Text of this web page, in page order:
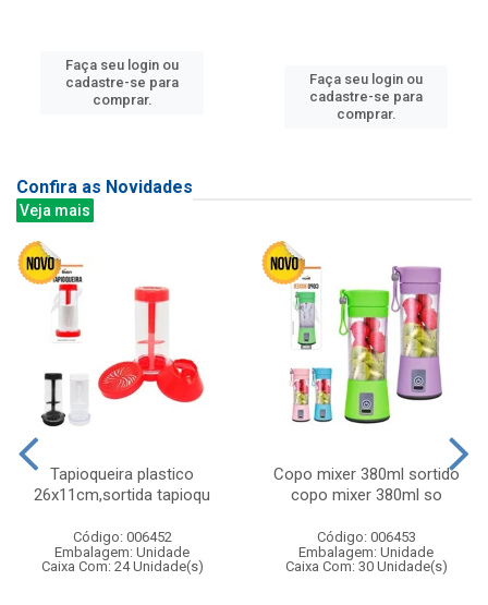
Faça seu login ou
cadastre-se para
comprar.
Faça seu login ou
cadastre-se para
comprar.
Confira as Novidades
Veja mais
Tapioqueira plastico
26x11cm,sortida tapioqu
Código: 006452
Embalagem: Unidade
Caixa Com: 24 Unidade(s)
Copo mixer 380ml sortido
copo mixer 380ml so
Código: 006453
Embalagem: Unidade
Caixa Com: 30 Unidade(s)